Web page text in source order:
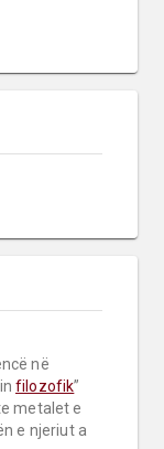
në
filozofik”
metalet e
e njeriut a